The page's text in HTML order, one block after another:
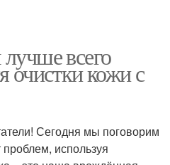
всего
очистки кожи с
Сегодня мы поговорим
проблем, используя